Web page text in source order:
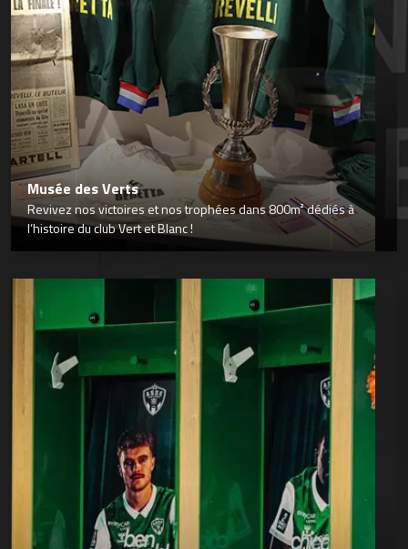
Musée des Verts
Revivez nos victoires et nos trophées dans 800m² dédiés à
l’histoire du club Vert et Blanc !